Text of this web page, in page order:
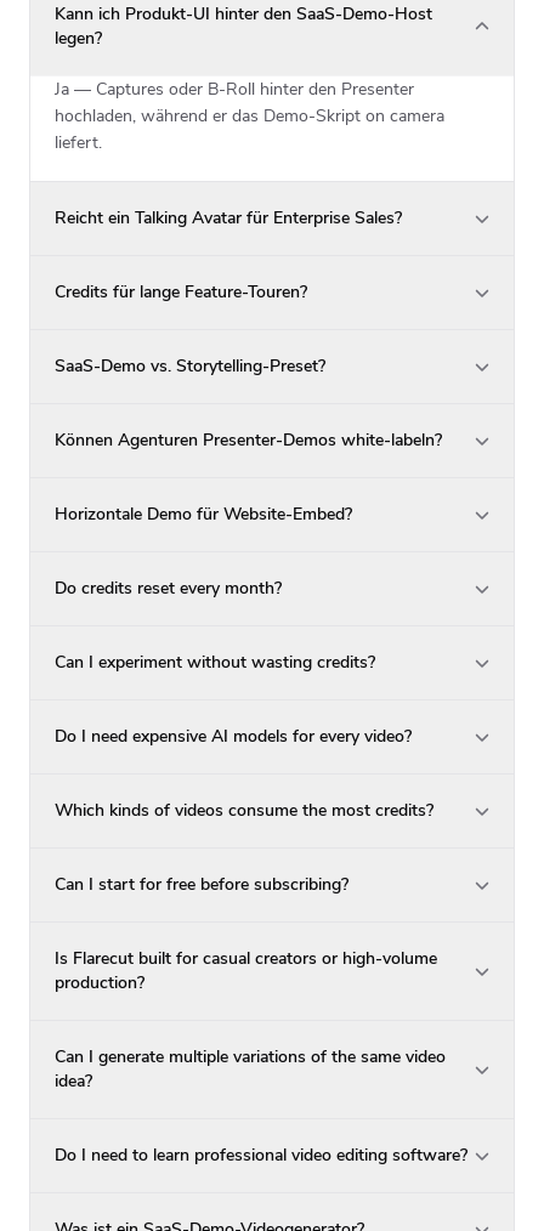
Kann ich Produkt-UI hinter den SaaS-Demo-Host
legen?
Ja — Captures oder B-Roll hinter den Presenter
hochladen, während er das Demo-Skript on camera
liefert.
Reicht ein Talking Avatar für Enterprise Sales?
Credits für lange Feature-Touren?
SaaS-Demo vs. Storytelling-Preset?
Können Agenturen Presenter-Demos white-labeln?
Horizontale Demo für Website-Embed?
Do credits reset every month?
Can I experiment without wasting credits?
Do I need expensive AI models for every video?
Which kinds of videos consume the most credits?
Can I start for free before subscribing?
Is Flarecut built for casual creators or high-volume
production?
Can I generate multiple variations of the same video
idea?
Do I need to learn professional video editing software?